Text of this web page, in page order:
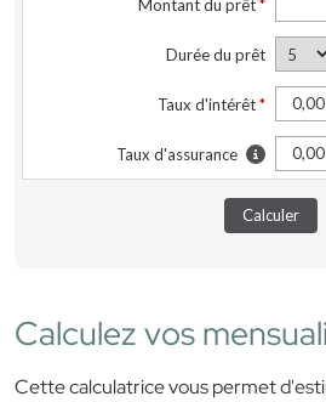
Calculez vos
Cette calculatrice vous permet